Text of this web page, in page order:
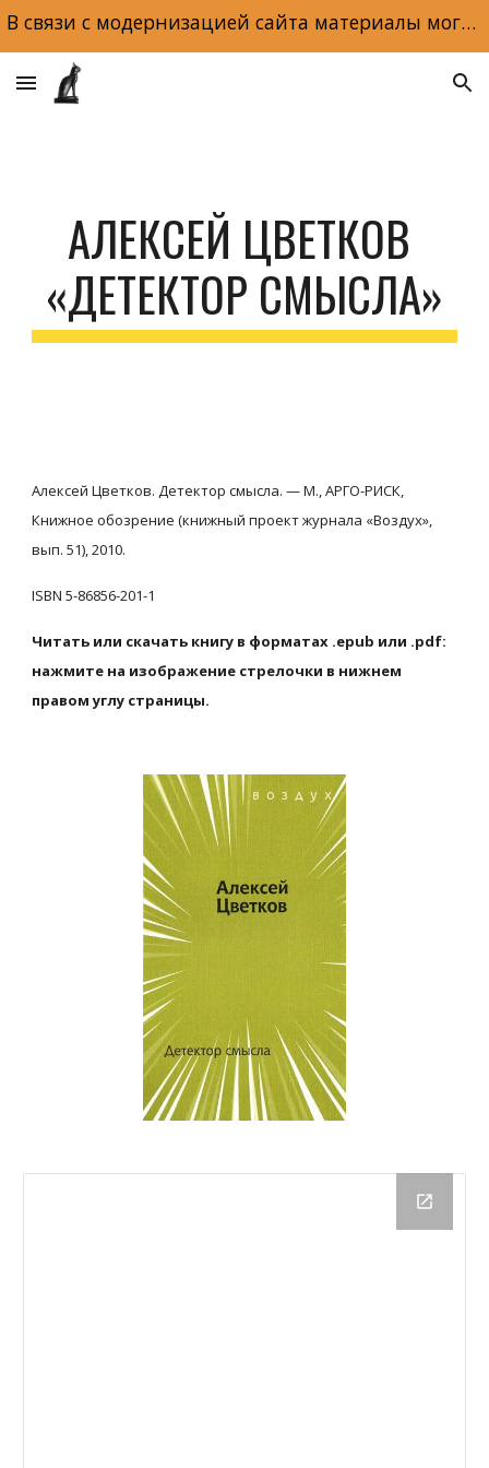
Skip to main content Skip to navigation
В связи с модернизацией сайта материалы могут отображаться некорректно. Макеты и обложки книг доступны по ссылке на главной странице сайта.
АЛЕКСЕЙ ЦВЕТКОВ
«ДЕТЕКТОР СМЫСЛА»
Алексей Цветков. Детектор смысла. — М., АРГО-РИСК,
Книжное обозрение (книжный проект журнала «Воздух»,
вып. 51), 2010.
ISBN 5-86856-201-1
Читать или скачать книгу в форматах .epub или .pdf:
нажмите на изображение стрелочки в нижнем
правом углу страницы.